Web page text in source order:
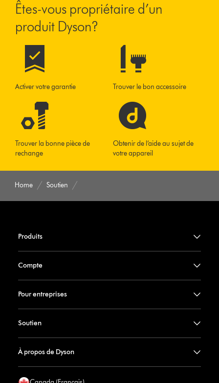
Êtes-vous propriétaire d’un
produit Dyson?
Activer votre garantie Trouver le bon accessoire
Trouver la bonne pièce de
rechange
Obtenir de l’aide au sujet de
votre appareil
Home Soutien
Produits
Compte
Pour entreprises
Soutien
À propos de Dyson